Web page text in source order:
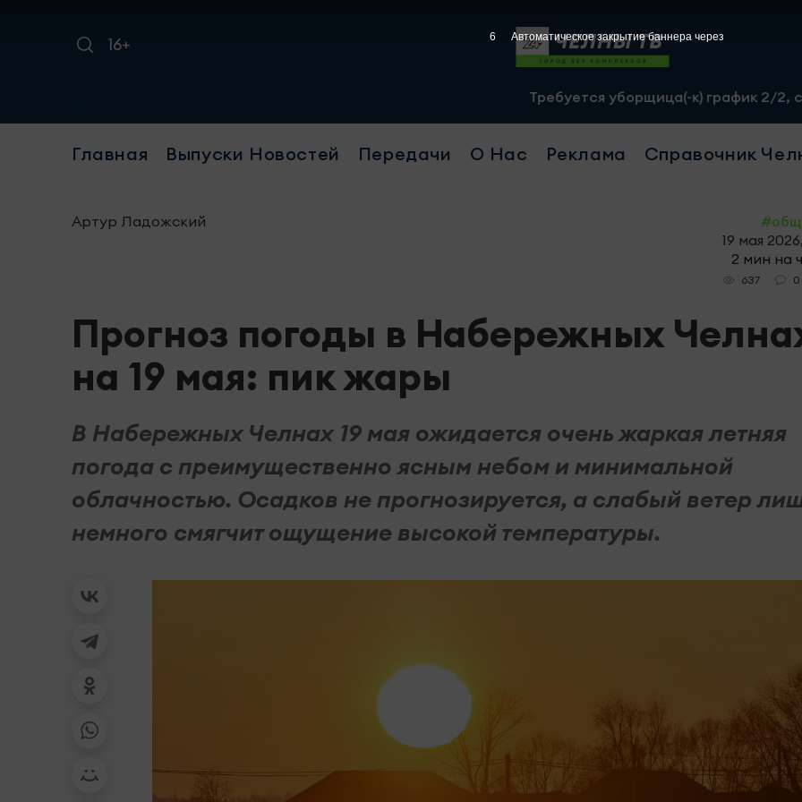
16+
Требуется уборщица(-к) график 2/2, с 07.00 до 19.00,
Главная Выпуски Новостей Передачи О Нас Реклама Справочник
Артур Ладожский
19 мая
2 мин на
637 0
Прогноз погоды в Набережных
на 19 мая: пик жары
В Набережных Челнах 19 мая ожидается очень жаркая летняя
погода с преимущественно ясным небом и минимальной
облачностью. Осадков не прогнозируется, а слабый ветер
немного смягчит ощущение высокой температуры.
4 Автоматическое закрытие баннера через